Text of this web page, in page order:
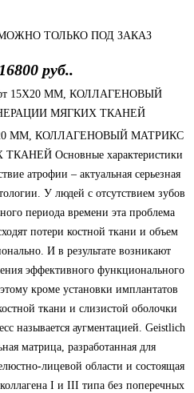
ТОЛЬКО ПОД ЗАКАЗ
руб..
ММ, КОЛЛАГЕНОВЫЙ МАТРИКС
Основные характеристики
атрофии – актуальная серьезная
У людей с отсутствием зубов
периода времени эта проблема
потери костной ткани и объем
И в результате возникают
эффективного функционального
кроме установки имплантатов
ткани и слизистой оболочки
называется аугментацией. Geistlich
матрица, разработанная для
лицевой области и состоящая
I и III типа без поперечных